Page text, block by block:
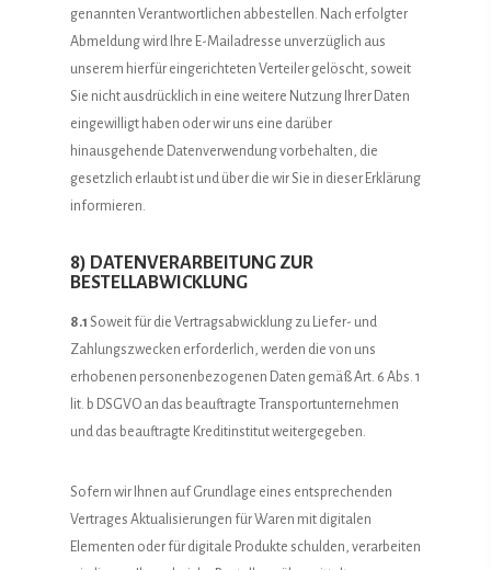
genannten Verantwortlichen abbestellen. Nach erfolgter
Abmeldung wird Ihre E-Mailadresse unverzüglich aus
unserem hierfür eingerichteten Verteiler gelöscht, soweit
Sie nicht ausdrücklich in eine weitere Nutzung Ihrer Daten
eingewilligt haben oder wir uns eine darüber
hinausgehende Datenverwendung vorbehalten, die
gesetzlich erlaubt ist und über die wir Sie in dieser Erklärung
informieren.
8) DATENVERARBEITUNG ZUR
BESTELLABWICKLUNG
8.1 Soweit für die Vertragsabwicklung zu Liefer- und
Zahlungszwecken erforderlich, werden die von uns
erhobenen personenbezogenen Daten gemäß Art. 6 Abs. 1
lit. b DSGVO an das beauftragte Transportunternehmen
und das beauftragte Kreditinstitut weitergegeben.
Sofern wir Ihnen auf Grundlage eines entsprechenden
Vertrages Aktualisierungen für Waren mit digitalen
Elementen oder für digitale Produkte schulden, verarbeiten